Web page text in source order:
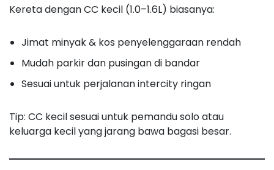
Kereta dengan CC kecil (1.0–1.6L) biasanya:
Jimat minyak & kos penyelenggaraan rendah
Mudah parkir dan pusingan di bandar
Sesuai untuk perjalanan intercity ringan
Tip: CC kecil sesuai untuk pemandu solo atau
keluarga kecil yang jarang bawa bagasi besar.